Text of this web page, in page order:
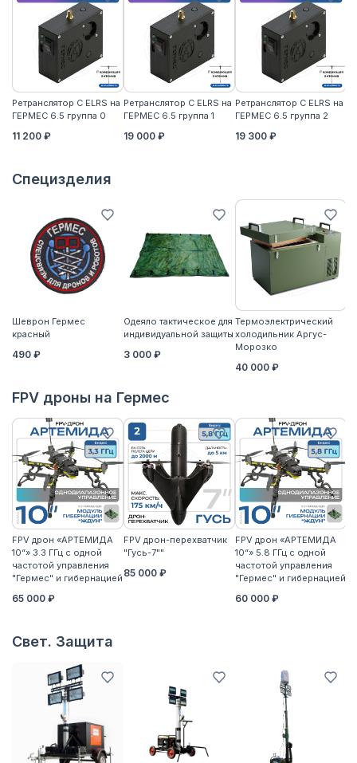
Ретранслятор С ELRS на
ГЕРМЕС 6.5 группа 0
11 200 ₽
Ретранслятор С ELRS на
ГЕРМЕС 6.5 группа 1
19 000 ₽
Ретранслятор С ELRS на
ГЕРМЕС 6.5 группа 2
19 300 ₽
Специзделия
Шеврон Гермес
красный
490 ₽
Одеяло тактическое для
индивидуальной защиты
3 000 ₽
Термоэлектрический
холодильник Аргус-
Морозко
40 000 ₽
FPV дроны на Гермес
FPV дрон «АРТЕМИДА
10“» 3.3 ГГц с одной
частотой управления
"Гермес" и гибернацией
65 000 ₽
FPV дрон-перехватчик
"Гусь-7""
85 000 ₽
FPV дрон «АРТЕМИДА
10“» 5.8 ГГц с одной
частотой управления
"Гермес" и гибернацией
60 000 ₽
Свет. Защита